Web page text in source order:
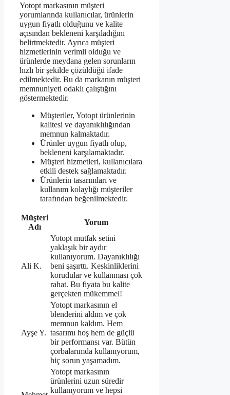
Yotopt markasının müşteri
yorumlarında kullanıcılar, ürünlerin
uygun fiyatlı olduğunu ve kalite
açısından bekleneni karşıladığını
belirtmektedir. Ayrıca müşteri
hizmetlerinin verimli olduğu ve
ürünlerde meydana gelen sorunların
hızlı bir şekilde çözüldüğü ifade
edilmektedir. Bu da markanın müşteri
memnuniyeti odaklı çalıştığını
göstermektedir.
Müşteriler, Yotopt ürünlerinin
kalitesi ve dayanıklılığından
memnun kalmaktadır.
Ürünler uygun fiyatlı olup,
bekleneni karşılamaktadır.
Müşteri hizmetleri, kullanıcılara
etkili destek sağlamaktadır.
Ürünlerin tasarımları ve
kullanım kolaylığı müşteriler
tarafından beğenilmektedir.
Müşteri
Adı
Yorum
Ali K.
Yotopt mutfak setini
yaklaşık bir aydır
kullanıyorum. Dayanıklılığı
beni şaşırttı. Keskinliklerini
korudular ve kullanması çok
rahat. Bu fiyata bu kalite
gerçekten mükemmel!
Ayşe Y.
Yotopt markasının el
blenderini aldım ve çok
memnun kaldım. Hem
tasarımı hoş hem de güçlü
bir performansı var. Bütün
çorbalarımda kullanıyorum,
hiç sorun yaşamadım.
Yotopt markasının
ürünlerini uzun süredir
kullanıyorum ve hepsi